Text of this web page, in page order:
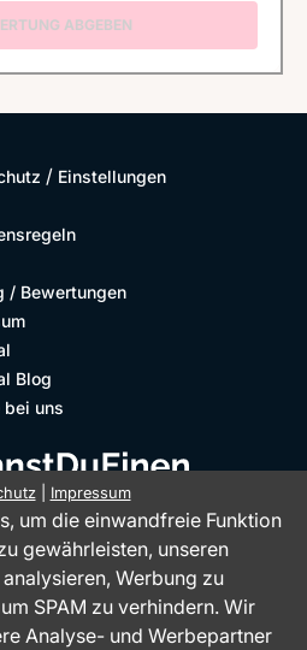
ABGEBEN
/ Einstellungen
/ Bewertungen
Blog
bei uns
| Impressum
um die einwandfreie Funktion
gewährleisten, unseren
Werbung zu
SPAM zu verhindern. Wir
Analyse- und Werbepartner